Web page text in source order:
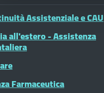
Assistenziale e CAU
all'estero - Assistenza
Farmaceutica